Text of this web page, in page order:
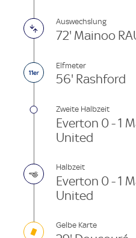
Auswechslung
72' Mainoo
Elfmeter
56' Rashford
Zweite Halbzeit
Everton 0 - 1
United
Halbzeit
Everton 0 - 1
United
Gelbe Karte